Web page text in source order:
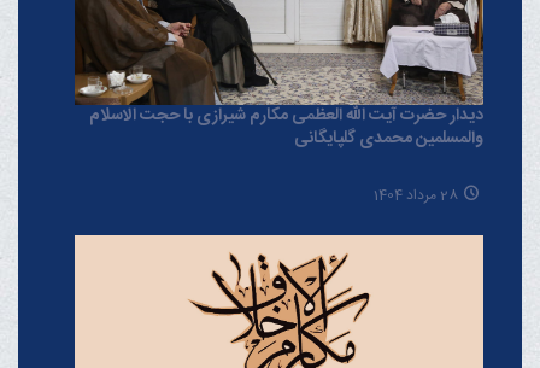
دیدار حضرت آیت الله العظمی مکارم شیرازی با حجت الاسلام
والمسلمین محمدی گلپایگانی
28 مرداد 1404